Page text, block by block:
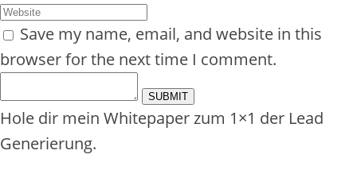
Save my name, email, and website in this
browser for the next time I comment.
Hole dir mein Whitepaper zum 1×1 der Lead
Generierung.